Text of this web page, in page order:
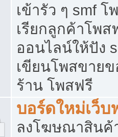
เข้ารัว ๆ smf
เรียกลูกค้าโพส
ออนไลน์ให้ปัง
เขียนโพสขาย
ร้าน โพสฟรี
บอร์ดใหม่เว็บ
ลงโฆษณาสิน